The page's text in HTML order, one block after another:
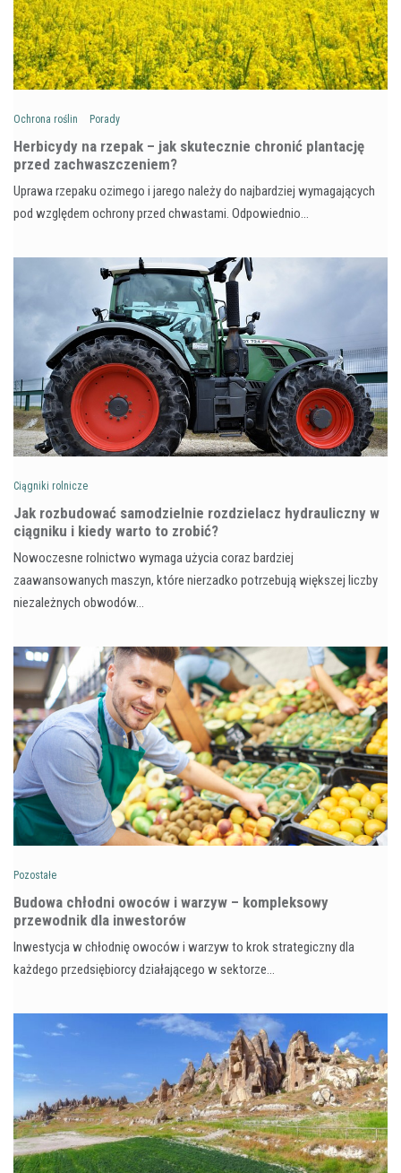
Ochrona roślin Porady
Herbicydy na rzepak – jak skutecznie chronić plantację
przed zachwaszczeniem?
Uprawa rzepaku ozimego i jarego należy do najbardziej wymagających
pod względem ochrony przed chwastami. Odpowiednio…
Ciągniki rolnicze
Jak rozbudować samodzielnie rozdzielacz hydrauliczny w
ciągniku i kiedy warto to zrobić?
Nowoczesne rolnictwo wymaga użycia coraz bardziej
zaawansowanych maszyn, które nierzadko potrzebują większej liczby
niezależnych obwodów…
Pozostałe
Budowa chłodni owoców i warzyw – kompleksowy
przewodnik dla inwestorów
Inwestycja w chłodnię owoców i warzyw to krok strategiczny dla
każdego przedsiębiorcy działającego w sektorze…